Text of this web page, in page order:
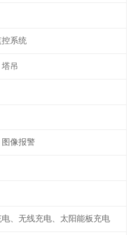
系统
吊
像报警
、无线充电、太阳能板充电